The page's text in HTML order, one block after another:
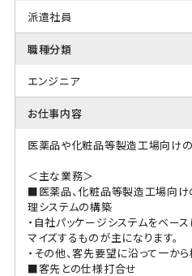
派遣社員
職種分類
エンジニア
お仕事内容
医薬品や化粧品等製造工場向け
＜主な業務＞
■医薬品、化粧品等製造工場向け
理システムの構築
・自社パッケージシステムをベー
マイズするものが主になります。
・その他、客先要望に沿って一か
■客先との仕様打合せ